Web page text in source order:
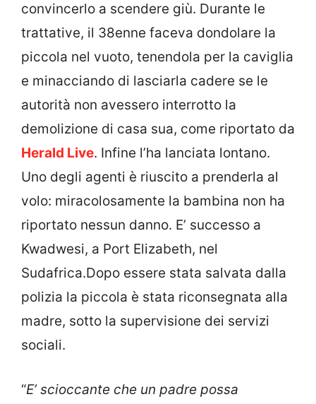
convincerlo a scendere giù. Durante le
trattative, il 38enne faceva dondolare la
piccola nel vuoto, tenendola per la caviglia
e minacciando di lasciarla cadere se le
autorità non avessero interrotto la
demolizione di casa sua, come riportato da
Herald Live. Infine l’ha lanciata lontano.
Uno degli agenti è riuscito a prenderla al
volo: miracolosamente la bambina non ha
riportato nessun danno. E’ successo a
Kwadwesi, a Port Elizabeth, nel
Sudafrica.Dopo essere stata salvata dalla
polizia la piccola è stata riconsegnata alla
madre, sotto la supervisione dei servizi
sociali.
“E’ scioccante che un padre possa